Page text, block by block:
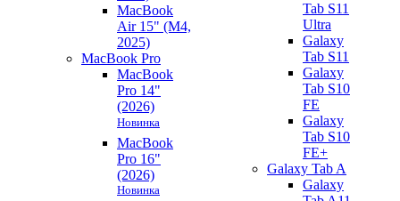
MacBook
Air 15" (M4,
2025)
MacBook Pro
MacBook
Pro 14"
(2026)
Новинка
MacBook
Pro 16"
(2026)
Новинка
Tab S11
Ultra
Galaxy
Tab S11
Galaxy
Tab S10
FE
Galaxy
Tab S10
FE+
Galaxy Tab A
Galaxy